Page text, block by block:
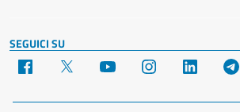
SEGUICI SU
Facebook YouTube Instagram LinkedIn